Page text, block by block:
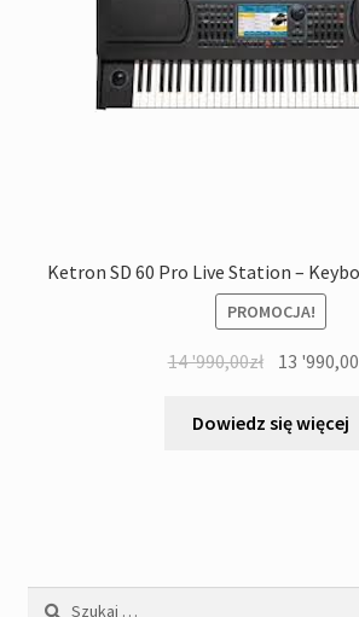
Ketron SD 60 Pro Live Station –
PROMOCJA!
14 '990,00zł Pierwotna
wynosiła:
13 '990,00
Dowiedz się więcej
Szukaj: